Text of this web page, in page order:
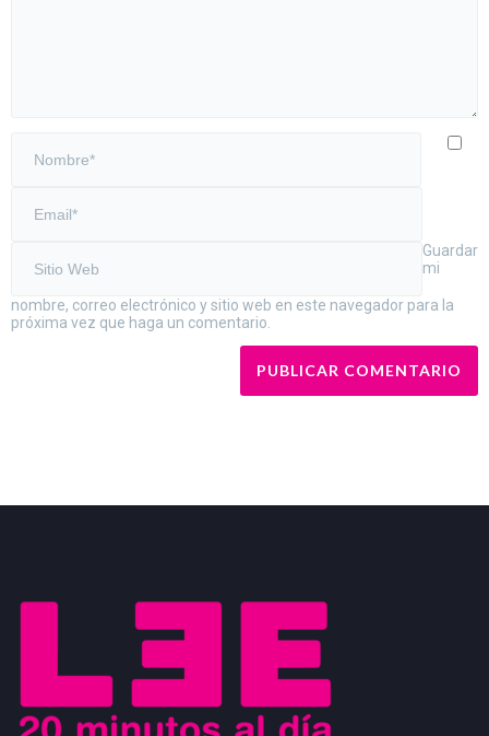
Guardar
mi
nombre, correo electrónico y sitio web en este navegador para la
próxima vez que haga un comentario.